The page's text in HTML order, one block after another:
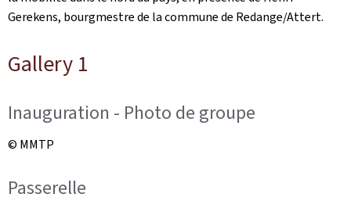
Gerekens, bourgmestre de la commune de Redange/Attert.
Gallery 1
Inauguration - Photo de groupe
© MMTP
Passerelle